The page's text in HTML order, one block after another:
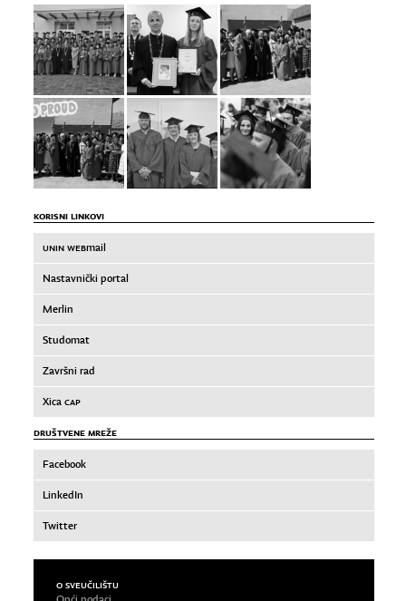
KORISNI LINKOVI
UNIN WEBmail
Nastavnički portal
Merlin
Studomat
Završni rad
Xica CAP
DRUŠTVENE MREŽE
Facebook
LinkedIn
Twitter
O SVEUČILIŠTU